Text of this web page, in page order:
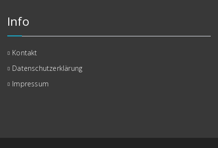
Info
Kontakt
Datenschutzerklärung
Impressum